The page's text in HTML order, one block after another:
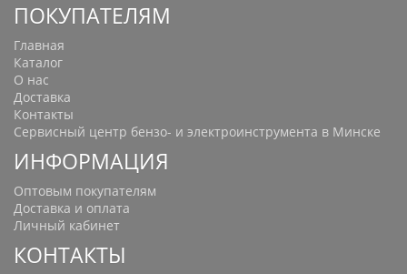
ПОКУПАТЕЛЯМ
Главная
Каталог
О нас
Доставка
Контакты
Сервисный центр бензо- и электроинструмента в Минске
ИНФОРМАЦИЯ
Оптовым покупателям
Доставка и оплата
Личный кабинет
КОНТАКТЫ